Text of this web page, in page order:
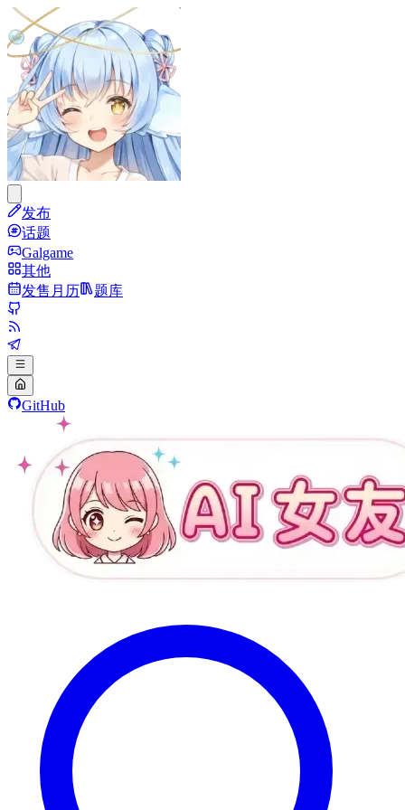
发布
话题
Galgame
其他
发售月历
题库
GitHub